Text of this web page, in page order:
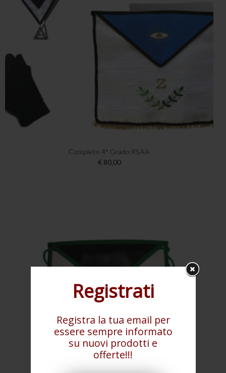
Registrati
Registra la tua email per
essere sempre informato
su nuovi prodotti e
offerte!!!
Completo 4° Grado RSAA
€ 80,00